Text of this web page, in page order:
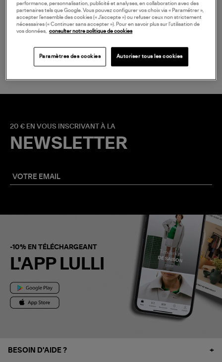
LIVRAISON GRATUITE
à partir de 150 € d'achat*
20 € EN VOUS INSCRIVANT À LA
NEWSLETTER
-10% EN TÉLÉCHARGEANT
L'APP LULLI
BESOIN D'AIDE ?
performance, personnalisation, publicité et analyses, en collaboration avec des
partenaires tels que Google. Vous pouvez configurer vos choix via « Paramétrer »,
accepter l’ensemble des cookies (« J’accepte ») ou refuser ceux non strictement
nécessaires (« Continuer sans accepter »). Pour en savoir plus sur l’utilisation de
vos données, consulter notre politique de cookies
Paramètres des cookies Autoriser tous les cookies